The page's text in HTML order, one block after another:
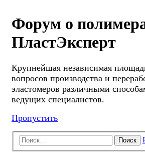
Форум о
ПластЭксперт
Крупнейшая независимая
вопросов производства и
эластомеров различными
ведущих специалистов.
Пропустить
Поиск